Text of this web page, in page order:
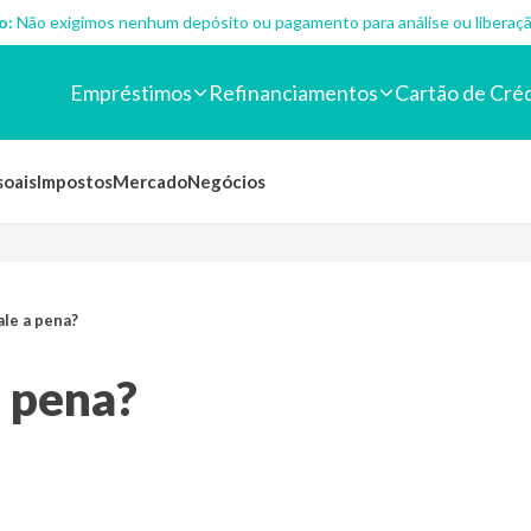
Não exigimos nenhum depósito ou pagamento para análise ou
Empréstimos Refinanciamentos Cartão de
ImpostosMercadoNegócios
a pena?